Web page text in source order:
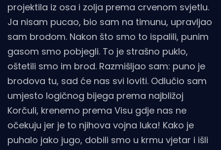
projektila iz osa i zolja prema crvenom svjetlu.
Ja nisam pucao, bio sam na timunu, upravljao
sam brodom. Nakon što smo to ispalili, punim
gasom smo pobjegli. To je strašno puklo,
oštetili smo im brod. Razmišljao sam: puno je
brodova tu, sad će nas svi loviti. Odlučio sam
umjesto logičnog bijega prema najbližoj
Korčuli, krenemo prema Visu gdje nas ne
očekuju jer je to njihova vojna luka! Kako je
puhalo jako jugo, dobili smo u krmu vjetar i išli